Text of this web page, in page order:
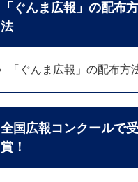
「ぐんま広報」の配布方
法
「ぐんま広報」の配布方
全国広報コンクールで受
賞！